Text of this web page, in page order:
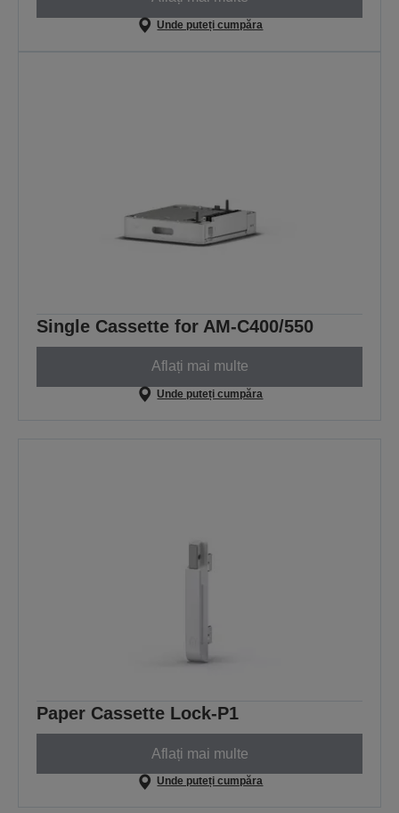
Unde puteți cumpăra
Single Cassette for AM-C400/550
Aflați mai multe
Unde puteți cumpăra
Paper Cassette Lock-P1
Aflați mai multe
Unde puteți cumpăra